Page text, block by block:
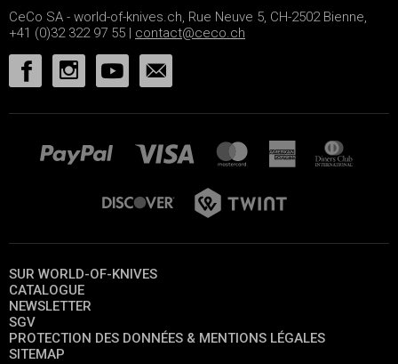
CeCo SA - world-of-knives.ch, Rue Neuve 5, CH-2502 Bienne,
+41 (0)32 322 97 55 | contact@ceco.ch
SUR WORLD-OF-KNIVES
CATALOGUE
NEWSLETTER
SGV
PROTECTION DES DONNÉES & MENTIONS LÉGALES
SITEMAP